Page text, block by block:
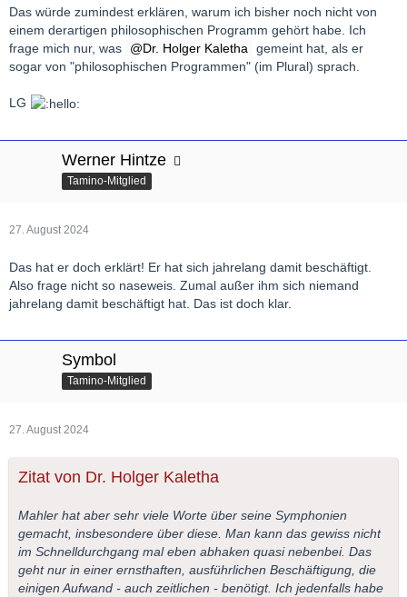
Das würde zumindest erklären, warum ich bisher noch nicht von
einem derartigen philosophischen Programm gehört habe. Ich
frage mich nur, was
Dr. Holger Kaletha
gemeint hat, als er
sogar von "philosophischen Programmen" (im Plural) sprach.
LG
Werner Hintze
Tamino-Mitglied
27. August 2024
Das hat er doch erklärt! Er hat sich jahrelang damit beschäftigt.
Also frage nicht so naseweis. Zumal außer ihm sich niemand
jahrelang damit beschäftigt hat. Das ist doch klar.
Symbol
Tamino-Mitglied
27. August 2024
Zitat von Dr. Holger Kaletha
Mahler hat aber sehr viele Worte über seine Symphonien
gemacht, insbesondere über diese. Man kann das gewiss nicht
im Schnelldurchgang mal eben abhaken quasi nebenbei. Das
geht nur in einer ernsthaften, ausführlichen Beschäftigung, die
einigen Aufwand - auch zeitlichen - benötigt. Ich jedenfalls habe